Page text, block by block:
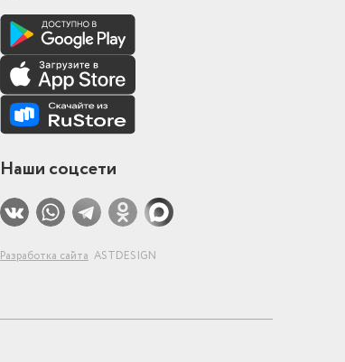
Наши соцсети
Разработка сайта ASTDESIGN